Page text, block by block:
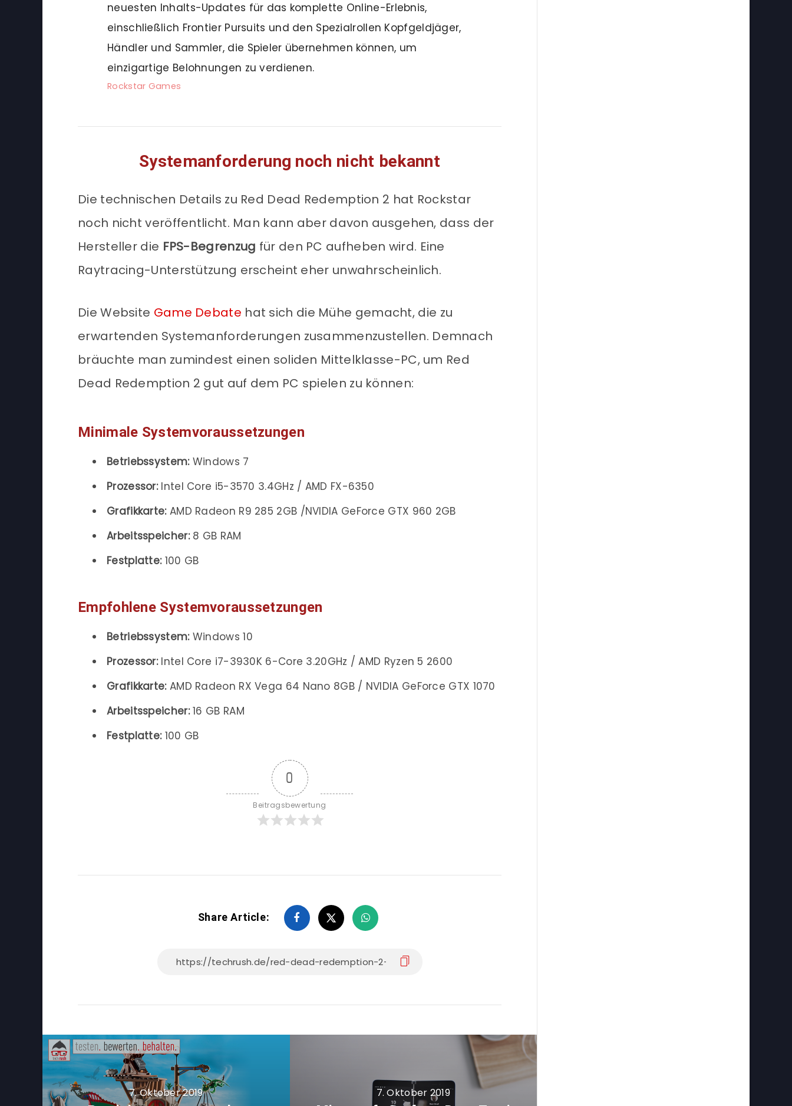
neuesten Inhalts-Updates für das komplette Online-Erlebnis,
einschließlich Frontier Pursuits und den Spezialrollen Kopfgeldjäger,
Händler und Sammler, die Spieler übernehmen können, um
einzigartige Belohnungen zu verdienen.
Rockstar Games
Systemanforderung noch nicht bekannt
Die technischen Details zu Red Dead Redemption 2 hat Rockstar
noch nicht veröffentlicht. Man kann aber davon ausgehen, dass der
Hersteller die FPS-Begrenzug für den PC aufheben wird. Eine
Raytracing-Unterstützung erscheint eher unwahrscheinlich.
Die Website Game Debate hat sich die Mühe gemacht, die zu
erwartenden Systemanforderungen zusammenzustellen. Demnach
bräuchte man zumindest einen soliden Mittelklasse-PC, um Red
Dead Redemption 2 gut auf dem PC spielen zu können:
Minimale Systemvoraussetzungen
Betriebssystem:Windows 7
Prozessor:Intel Core i5-3570 3.4GHz / AMD FX-6350
Grafikkarte: AMD Radeon R9 285 2GB /NVIDIA GeForce GTX 960 2GB
Arbeitsspeicher:8 GB RAM
Festplatte:100 GB
Empfohlene Systemvoraussetzungen
Betriebssystem:Windows 10
Prozessor: Intel Core i7-3930K 6-Core 3.20GHz / AMD Ryzen 5 2600
Grafikkarte:AMD Radeon RX Vega 64 Nano 8GB / NVIDIA GeForce GTX 1070
Arbeitsspeicher:16 GB RAM
Festplatte:100 GB
0
Beitragsbewertung
Share Article:
7. Oktober 2019 7. Oktober 2019